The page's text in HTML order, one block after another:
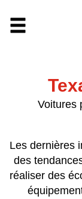
Voitures
Les dernières
des
réaliser des